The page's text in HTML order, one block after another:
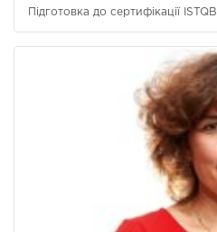
Підготовка до сертифікації ISTQB